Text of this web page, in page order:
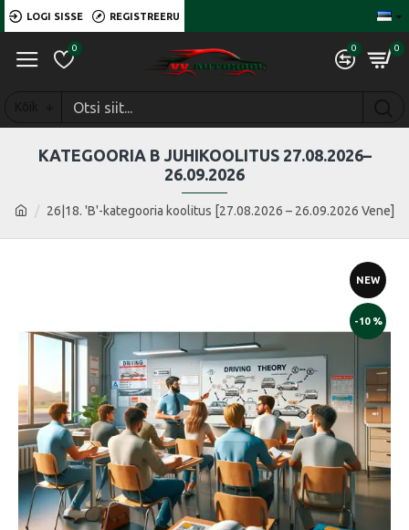
LOGI SISSE REGISTREERU
0 0 0
26|18. 'B'-kategooria koolitus [27.08.2026 – 26.09.2026 Vene]
KATEGOORIA B JUHIKOOLITUS 27.08.2026–
26.09.2026
NEW
-10 %